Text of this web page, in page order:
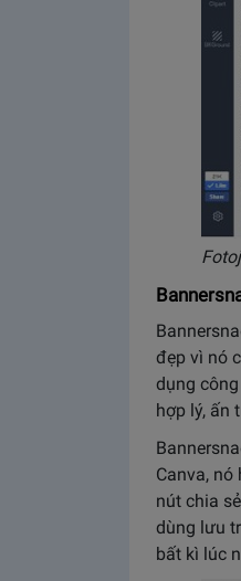
đẹp vì nó
dụng
hợp lý, ấn
Canva, nó
nút chia
dùng lưu
bất kì lúc